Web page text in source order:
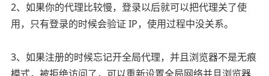
2、如果你的代理比较慢，登录以后就可以把代理关了使
用，只有登录的时候会验证 IP，使用过程中没关系。
3、如果注册的时候忘记开全局代理，并且浏览器不是无痕